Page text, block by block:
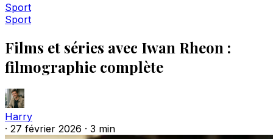
Sport
Sport
Films et séries avec Iwan Rheon :
filmographie complète
Harry
· 27 février 2026 · 3 min